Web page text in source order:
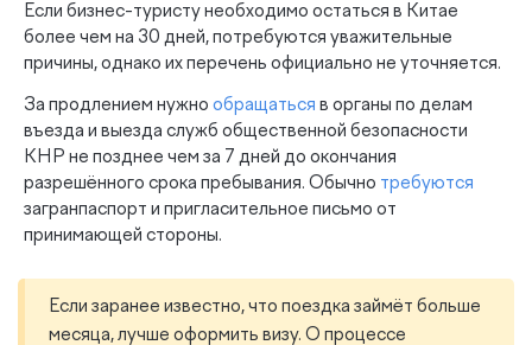
Если бизнес-туристу необходимо остаться в Китае
более чем на 30 дней, потребуются уважительные
причины, однако их перечень официально не уточняется.
За продлением нужно обращаться в органы по делам
въезда и выезда служб общественной безопасности
КНР не позднее чем за 7 дней до окончания
разрешённого срока пребывания. Обычно требуются
загранпаспорт и пригласительное письмо от
принимающей стороны.
Если заранее известно, что поездка займёт больше
месяца, лучше оформить визу. О процессе